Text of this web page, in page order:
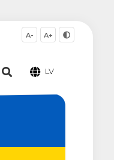
A- A+
LV